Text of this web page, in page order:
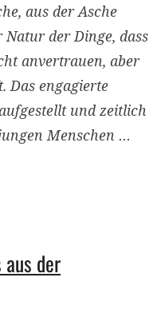
aus der Asche
der Dinge, dass
anvertrauen, aber
Das engagierte
und zeitlich
Menschen …
der